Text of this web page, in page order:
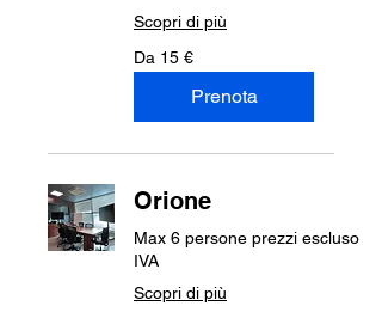
Scopri di più
Da
15
euro
Da 15 €
Prenota
Orione
Max 6 persone prezzi escluso
IVA
Scopri di più